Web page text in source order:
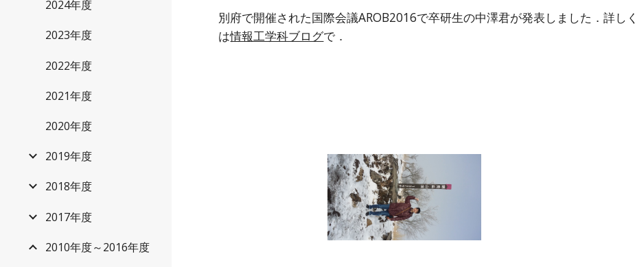
2024年度
2023年度
2022年度
2021年度
2020年度
2019年度
2018年度
2017年度
2010年度～2016年度
別府で開催された国際会議AROB2016で卒研生の中澤君が発表しました．詳しく
は情報工学科ブログで．